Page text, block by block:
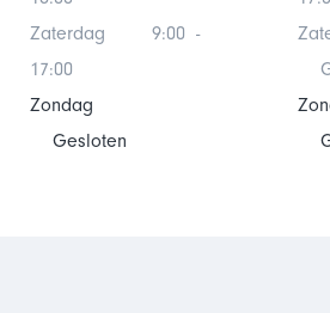
Zaterdag
9:00 -
17:00
Zondag
Gesloten